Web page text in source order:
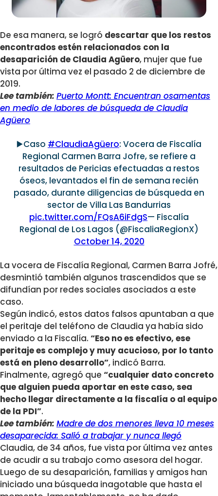
De esa manera, se logró descartar que los restos
encontrados estén relacionados con la
desaparición de Claudia Agüero, mujer que fue
vista por última vez el pasado 2 de diciembre de
2019.
Lee también: Puerto Montt: Encuentran osamentas
en medio de labores de búsqueda de Claudia
Agüero
▶️Caso #ClaudiaAgüero: Vocera de Fiscalía
Regional Carmen Barra Jofre, se refiere a
resultados de Pericias efectuadas a restos
óseos, levantados el fin de semana recién
pasado, durante diligencias de búsqueda en
sector de Villa Las Bandurrias
pic.twitter.com/FQsA6iFdgS— Fiscalía
Regional de Los Lagos (@FiscaliaRegionX)
October 14, 2020
La vocera de Fiscalía Regional, Carmen Barra Jofré,
desmintió también algunos trascendidos que se
difundían por redes sociales asociados a este
caso.
Según indicó, estos datos falsos apuntaban a que
el peritaje del teléfono de Claudia ya había sido
enviado a la Fiscalía. “Eso no es efectivo, ese
peritaje es complejo y muy acucioso, por lo tanto
está en pleno desarrollo”, indicó Barra.
Finalmente, agregó que “cualquier dato concreto
que alguien pueda aportar en este caso, sea
hecho llegar directamente a la fiscalía o al equipo
de la PDI”.
Lee también: Madre de dos menores lleva 10 meses
desaparecida: Salió a trabajar y nunca llegó
Claudia, de 34 años, fue vista por última vez antes
de acudir a su trabajo como asesora del hogar.
Luego de su desaparición, familias y amigos han
iniciado una búsqueda inagotable que hasta el